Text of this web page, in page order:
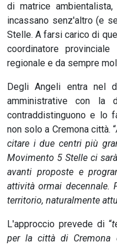
di matrice
incassano senz'altro (e
Stelle. A farsi carico di
coordinatore
regionale e da sempre
Degli Angeli entra nel
amministrative con
contraddistinguono e lo
non solo a Cremona città. “
citare i due centri più
Movimento 5 Stelle ci
avanti proposte e
attività ormai decennale.
territorio, naturalmente
L'approccio prevede di “
per la città di Cremona